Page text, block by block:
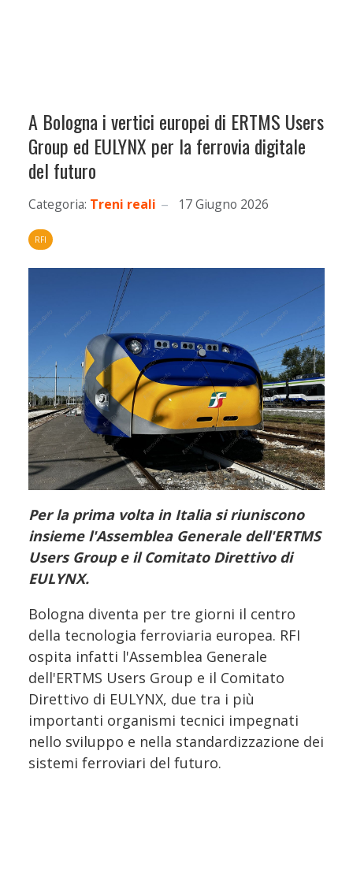
A Bologna i vertici europei di ERTMS Users
Group ed EULYNX per la ferrovia digitale
del futuro
Categoria: Treni reali 17 Giugno 2026
RFI
Per la prima volta in Italia si riuniscono
insieme l'Assemblea Generale dell'ERTMS
Users Group e il Comitato Direttivo di
EULYNX.
Bologna diventa per tre giorni il centro
della tecnologia ferroviaria europea. RFI
ospita infatti l'Assemblea Generale
dell'ERTMS Users Group e il Comitato
Direttivo di EULYNX, due tra i più
importanti organismi tecnici impegnati
nello sviluppo e nella standardizzazione dei
sistemi ferroviari del futuro.